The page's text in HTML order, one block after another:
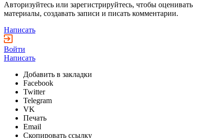
Авторизуйтесь или зарегистрируйтесь, чтобы оценивать
материалы, создавать записи и писать комментарии.
Написать
Войти
Написать
Добавить в закладки
Facebook
Twitter
Telegram
VK
Печать
Email
Скопировать ссылку